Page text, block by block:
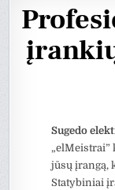
Sugedo
jūsų įrangą,
Statybiniai